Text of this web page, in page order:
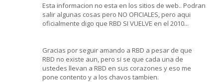
Esta informacion no esta en los sitios de web.. Podran
salir algunas cosas pero NO OFICIALES, pero aqui
oficialmente digo que RBD SI VUELVE en el 2010...
Gracias por seguir amando a RBD a pesar de que
RBD no existe aun, pero si se que cada una de
ustedes llevan a RBD en sus corazones y eso me
pone contento y a los chavos tambien.